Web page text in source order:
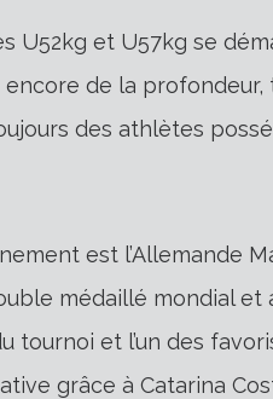
U52kg et U57kg se
de la
des athlètes
est l’Allemande
médaillé mondial
tournoi et l’un des
grâce à Catarina